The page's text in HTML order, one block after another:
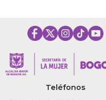
Teléfonos